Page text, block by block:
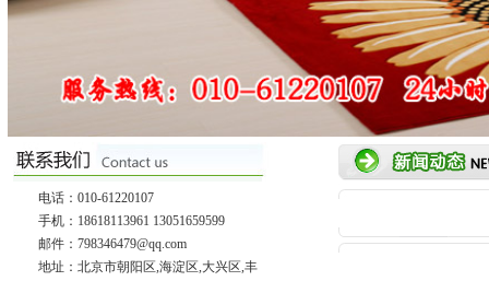
电话：010-61220107
手机：18618113961 13051659599
邮件：798346479@qq.com
地址：北京市朝阳区,海淀区,大兴区,丰